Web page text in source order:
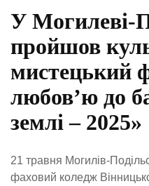
У Могилеві-
пройшов
мистецький
любов’ю до
землі – 2025»
21 травня Могилів-
фаховий коледж